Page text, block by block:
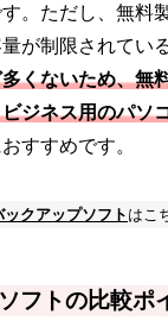
。ただし、無料
が制限されてい
くないため、無
ジネス用のパソ
すすめです。
クアップソフト はこ
フトの比較ポ